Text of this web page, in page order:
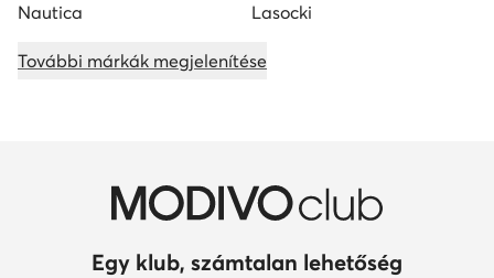
Nautica Lasocki
További márkák megjelenítése
Egy klub, számtalan lehetőség